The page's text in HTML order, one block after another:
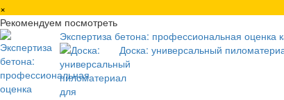
×
Рекомендуем посмотреть
Экспертиза бетона: профессиональная оценка
Доска: универсальный